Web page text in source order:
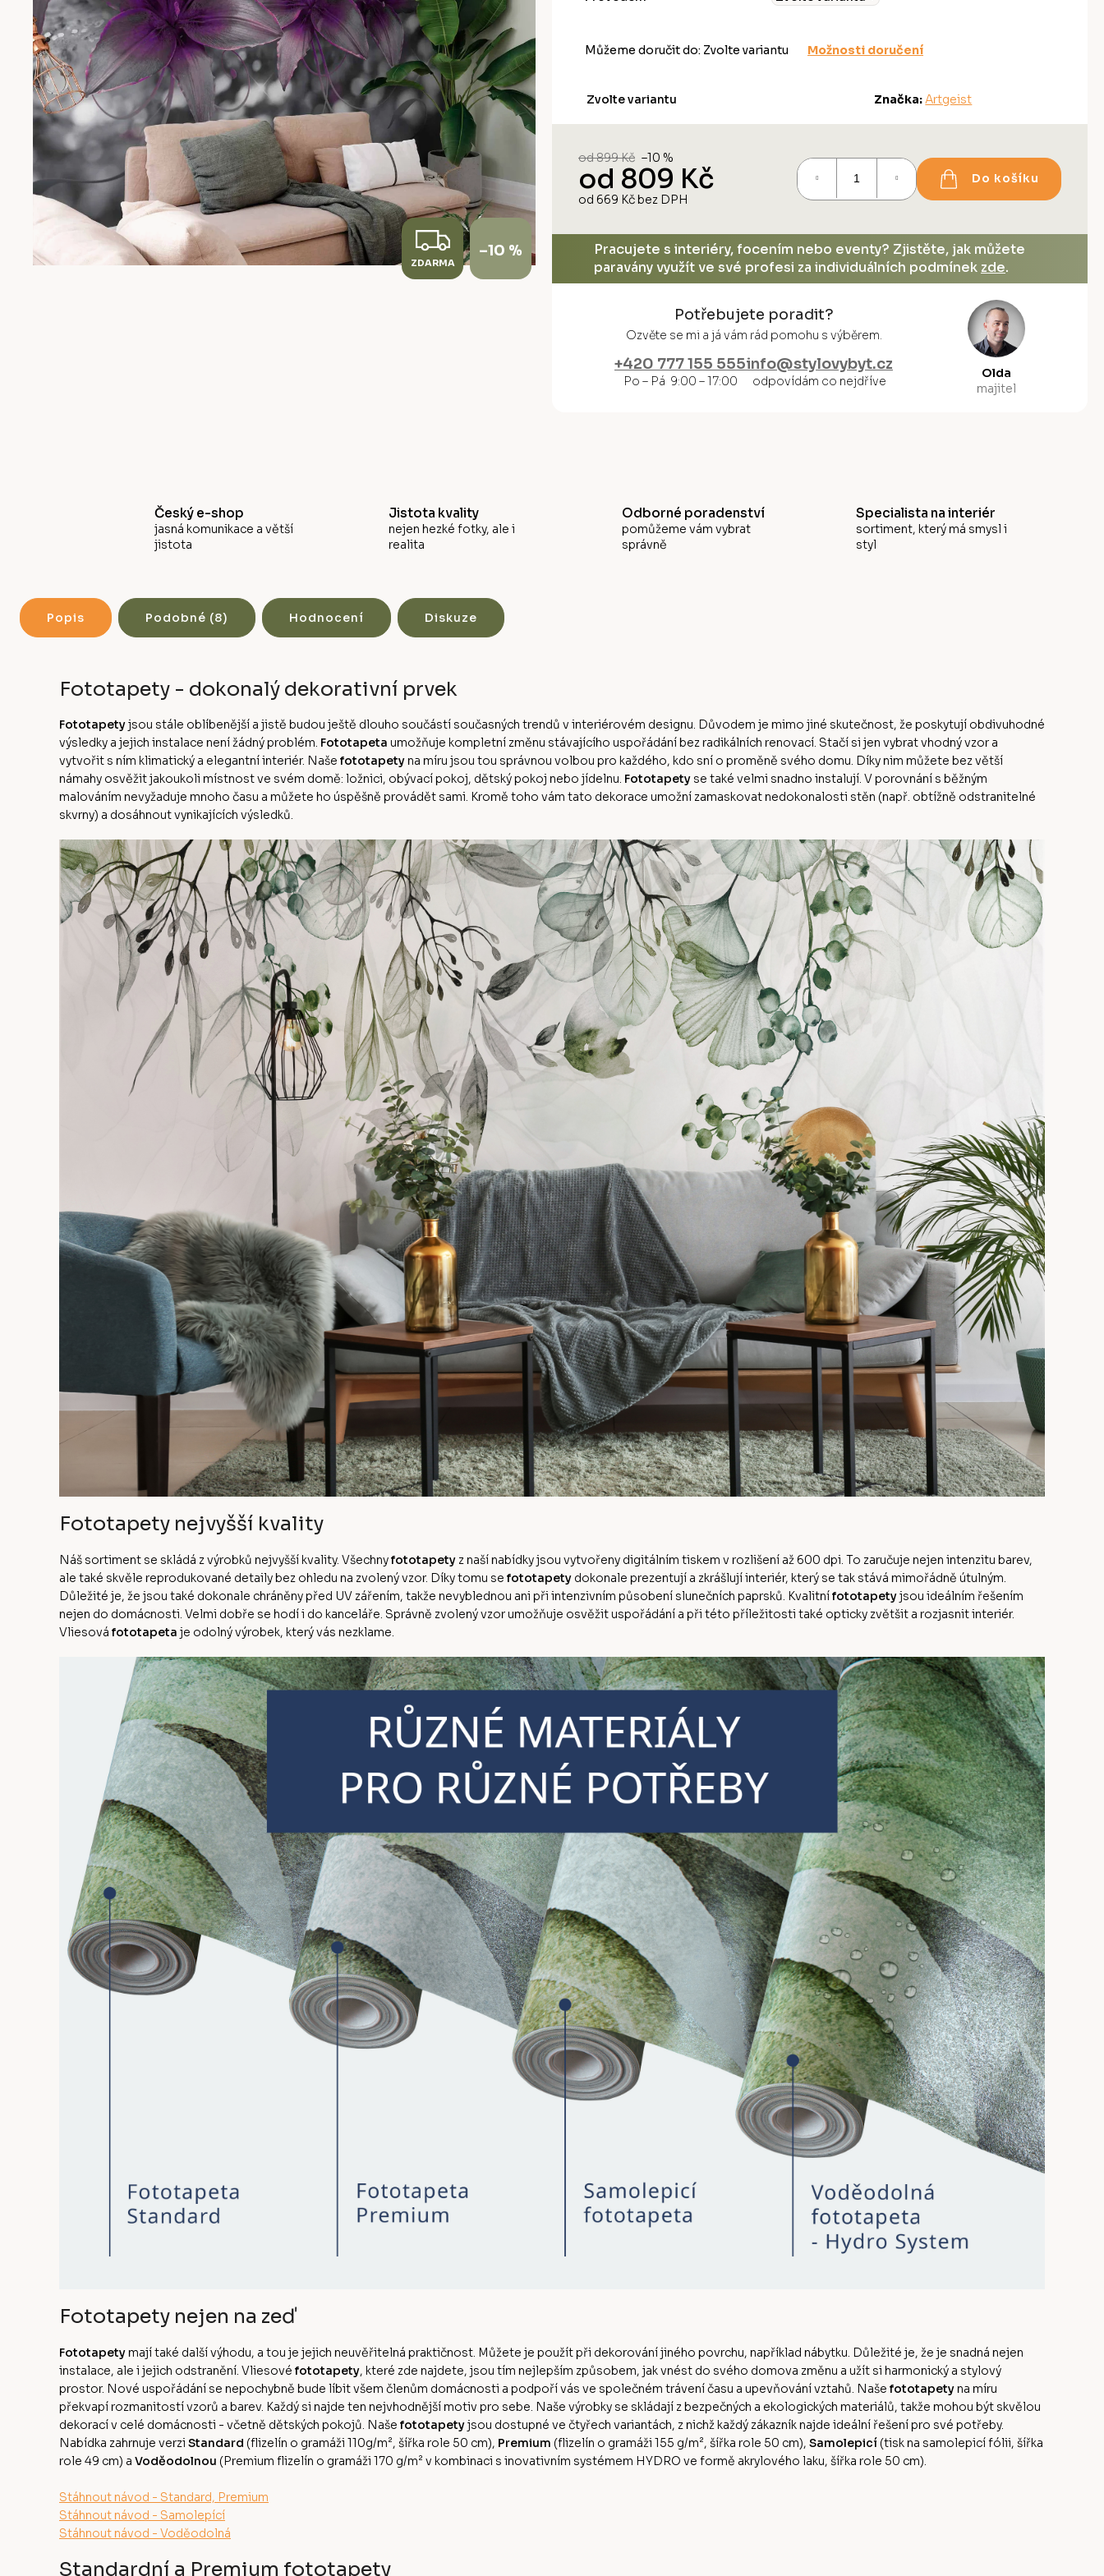
Můžeme doručit do: Zvolte variantu Možnosti doručení
Zvolte variantu Značka: Artgeist
od 899 Kč –10 %
od 809 Kč
od 669 Kčbez DPH
Do košíku
Pracujete s interiéry, focením nebo eventy? Zjistěte, jak můžete
paravány využít ve své profesi za individuálních podmínek zde.
Potřebujete poradit?
Ozvěte se mi a já vám rád pomohu s výběrem.
+420 777 155 555
Po – Pá 9:00 – 17:00
info@stylovybyt.cz
odpovídám co nejdříve
Olda
majitel
Z
D
ZDARMA
–10 %
Český e-shop
jasná komunikace a větší
jistota
Jistota kvality
nejen hezké fotky, ale i
realita
Odborné poradenství
pomůžeme vám vybrat
správně
Specialista na interiér
sortiment, který má smysl i
styl
Popis Podobné (8) Hodnocení Diskuze
Fototapety - dokonalý dekorativní prvek
Fototapetyjsou stále oblíbenější a jistě budou ještě dlouho součástí současných trendů v interiérovém designu. Důvodem je mimo jiné skutečnost, že poskytují obdivuhodné
výsledky a jejich instalace není žádný problém. Fototapeta umožňuje kompletní změnu stávajícího uspořádání bez radikálních renovací. Stačí si jen vybrat vhodný vzor a
vytvořit s ním klimatický a elegantní interiér. Naše fototapetyna míru jsou tou správnou volbou pro každého, kdo sní o proměně svého domu. Díky nim můžete bez větší
námahy osvěžit jakoukoli místnost ve svém domě: ložnici, obývací pokoj, dětský pokoj nebo jídelnu. Fototapety se také velmi snadno instalují. V porovnání s běžným
malováním nevyžaduje mnoho času a můžete ho úspěšně provádět sami. Kromě toho vám tato dekorace umožní zamaskovat nedokonalosti stěn (např. obtížně odstranitelné
skvrny) a dosáhnout vynikajících výsledků.
Fototapety nejvyšší kvality
Náš sortiment se skládá z výrobků nejvyšší kvality. Všechnyfototapety z naší nabídky jsou vytvořeny digitálním tiskem v rozlišení až 600 dpi. To zaručuje nejen intenzitu barev,
ale také skvěle reprodukované detaily bez ohledu na zvolený vzor. Díky tomu se fototapety dokonale prezentují a zkrášlují interiér, který se tak stává mimořádně útulným.
Důležité je, že jsou také dokonale chráněny před UV zářením, takže nevyblednou ani při intenzivním působení slunečních paprsků. Kvalitnífototapetyjsou ideálním řešením
nejen do domácnosti. Velmi dobře se hodí i do kanceláře. Správně zvolený vzor umožňuje osvěžit uspořádání a při této příležitosti také opticky zvětšit a rozjasnit interiér.
Vliesová fototapeta je odolný výrobek, který vás nezklame.
Fototapety nejen na zeď
Fototapetymají také další výhodu, a tou je jejich neuvěřitelná praktičnost. Můžete je použít při dekorování jiného povrchu, například nábytku. Důležité je, že je snadná nejen
instalace, ale i jejich odstranění. Vliesové fototapety, které zde najdete, jsou tím nejlepším způsobem, jak vnést do svého domova změnu a užít si harmonický a stylový
prostor. Nové uspořádání se nepochybně bude líbit všem členům domácnosti a podpoří vás ve společném trávení času a upevňování vztahů. Naše fototapetyna míru
překvapí rozmanitostí vzorů a barev. Každý si najde ten nejvhodnější motiv pro sebe. Naše výrobky se skládají z bezpečných a ekologických materiálů, takže mohou být skvělou
dekorací v celé domácnosti - včetně dětských pokojů. Naše fototapetyjsou dostupné ve čtyřech variantách, z nichž každý zákazník najde ideální řešení pro své potřeby.
Nabídka zahrnuje verzi Standard (flizelín o gramáži 110g/m², šířka role 50 cm), Premium (flizelín o gramáži 155 g/m², šířka role 50 cm), Samolepicí (tisk na samolepicí fólii, šířka
role 49 cm) a Voděodolnou (Premium flizelín o gramáži 170 g/m² v kombinaci s inovativním systémem HYDRO ve formě akrylového laku, šířka role 50 cm).
Stáhnout návod - Standard, Premium
Stáhnout návod - Samolepící
Stáhnout návod - Voděodolná
Standardní a Premium fototapety